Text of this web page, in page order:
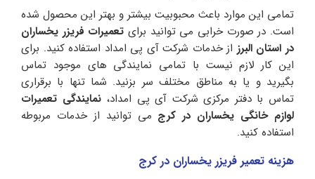
تمامی این موارد باعث محبوبیت بیشتر و بهتر این محصول شده
است. در صورت خرابی می توانید برای تعمیرات فریزر یخساران
در استان البرز از خدمات شرکت آی پی امداد استفاده کنید. برای
این کار لازم نیست با تمامی نمایندگی های موجود تماس
بگیرید و یا به مناطق مختلف سر بزنید. شما تنها با برقراری
تماس با دفتر مرکزی شرکت آی پی امداد، نمایندگی تعمیرات
لوازم خانگی یخساران در کرج می توانید از خدمات مربوطه
استفاده کنید.
هزینه تعمیر فریزر یخساران در کرج